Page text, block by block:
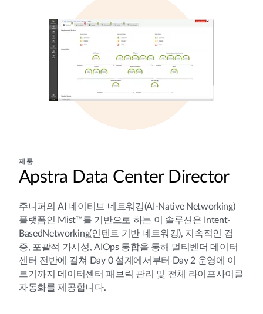
제품
Apstra Data Center Director
주니퍼의 AI 네이티브 네트워킹(AI-Native Networking)
플랫폼인 Mist™를 기반으로 하는 이 솔루션은 Intent-
BasedNetworking(인텐트 기반 네트워킹), 지속적인 검
증, 포괄적 가시성, AIOps 통합을 통해 멀티벤더 데이터
센터 전반에 걸쳐 Day 0 설계에서부터 Day 2 운영에 이
르기까지 데이터센터 패브릭 관리 및 전체 라이프사이클
자동화를 제공합니다.